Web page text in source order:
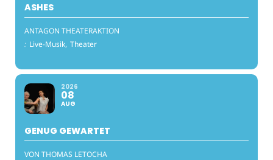
ASHES
ANTAGON THEATERAKTION
: Live-Musik, Theater
2026
08
AUG
GENUG GEWARTET
VON THOMAS LETOCHA